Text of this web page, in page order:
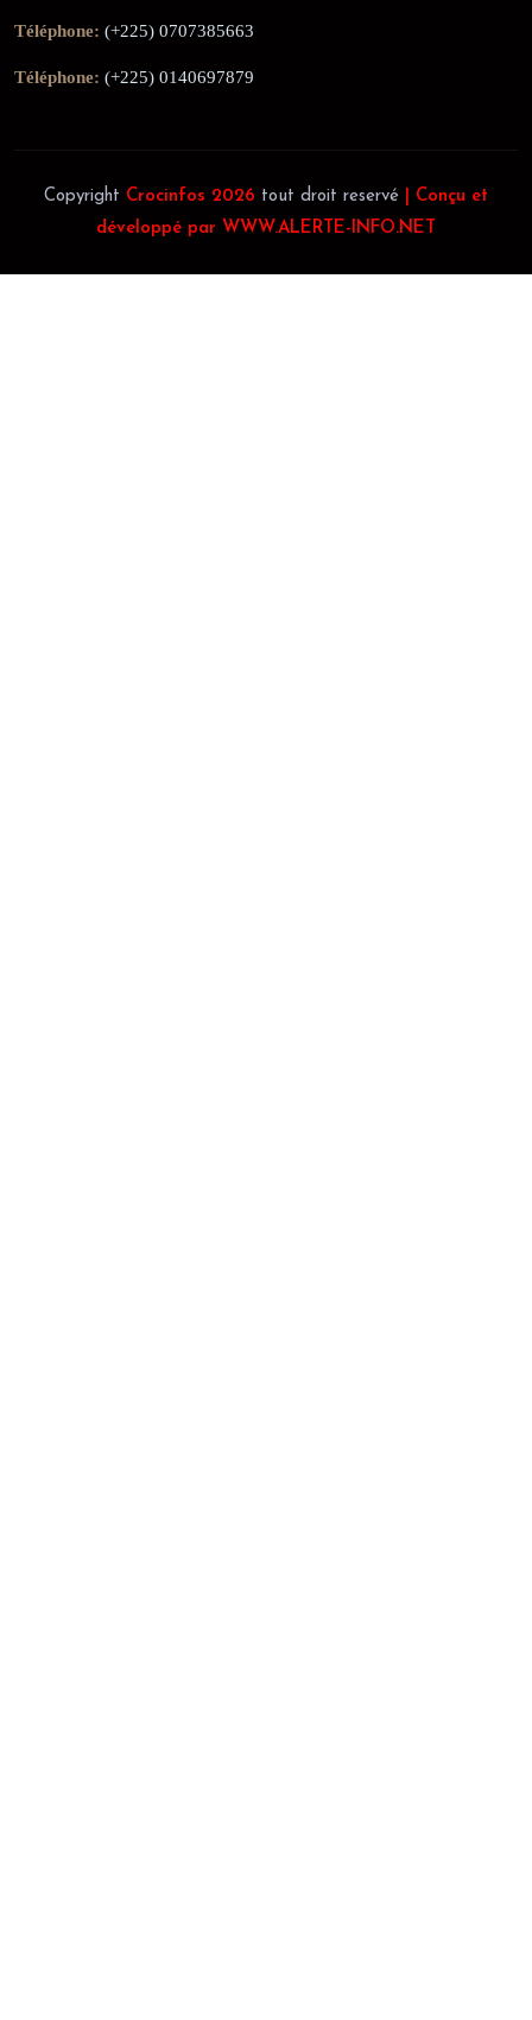
Téléphone: (+225) 0707385663
Téléphone: (+225) 0140697879
Copyright Crocinfos 2026 tout droit reservé
| Conçu et
développé par WWW.ALERTE-INFO.NET